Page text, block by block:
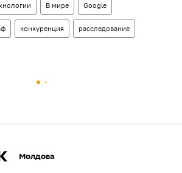
В мире Google
конкуренция расследование
Молдова